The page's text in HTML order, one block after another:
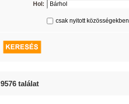
Hol:
csak nyitott közösségekben
9576 találat